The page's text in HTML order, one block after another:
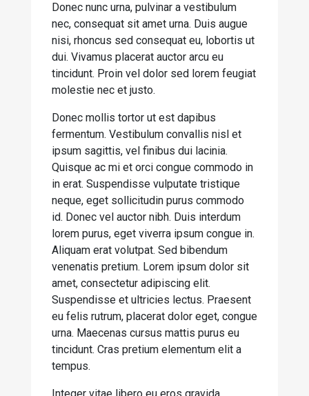
Donec nunc urna, pulvinar a vestibulum
nec, consequat sit amet urna. Duis augue
nisi, rhoncus sed consequat eu, lobortis ut
dui. Vivamus placerat auctor arcu eu
tincidunt. Proin vel dolor sed lorem feugiat
molestie nec et justo.
Donec mollis tortor ut est dapibus
fermentum. Vestibulum convallis nisl et
ipsum sagittis, vel finibus dui lacinia.
Quisque ac mi et orci congue commodo in
in erat. Suspendisse vulputate tristique
neque, eget sollicitudin purus commodo
id. Donec vel auctor nibh. Duis interdum
lorem purus, eget viverra ipsum congue in.
Aliquam erat volutpat. Sed bibendum
venenatis pretium. Lorem ipsum dolor sit
amet, consectetur adipiscing elit.
Suspendisse et ultricies lectus. Praesent
eu felis rutrum, placerat dolor eget, congue
urna. Maecenas cursus mattis purus eu
tincidunt. Cras pretium elementum elit a
tempus.